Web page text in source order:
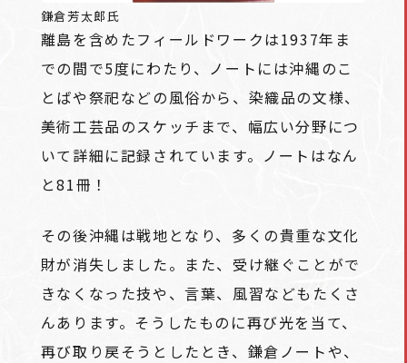
鎌倉芳太郎氏
離島を含めたフィールドワークは1937年ま
での間で5度にわたり、ノートには沖縄のこ
とばや祭祀などの風俗から、染織品の文様、
美術工芸品のスケッチまで、幅広い分野につ
いて詳細に記録されています。ノートはなん
と81冊！
その後沖縄は戦地となり、多くの貴重な文化
財が消失しました。また、受け継ぐことがで
きなくなった技や、言葉、風習などもたくさ
んあります。そうしたものに再び光を当て、
再び取り戻そうとしたとき、鎌倉ノートや、